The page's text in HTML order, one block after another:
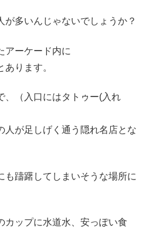
が多いんじゃないでしょうか？
アーケード内に
ります。
、（入口にはタトゥー(入れ
人が足しげく通う隠れ名店とな
も躊躇してしまいそうな場所に
カップに水道水、安っぽい食